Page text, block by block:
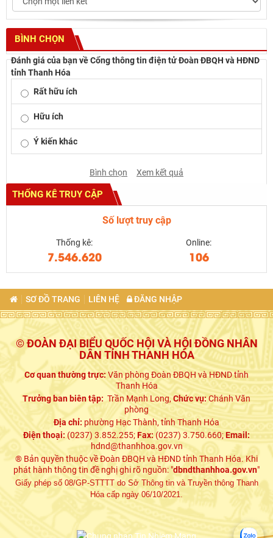
BÌNH CHỌN
Đánh giá của bạn về Cổng thông tin điện tử Đoàn ĐBQH và HĐND
tỉnh Thanh Hóa
Rất hữu ích
Hữu ích
Ý kiến khác
Bình chọn Xem kết quả
THỐNG KÊ TRUY CẬP
Số lượt truy cập
Thống kê:
7.546.620
Online:
106
SƠ ĐỒ TRANG LIÊN HỆ ĐĂNG NHẬP
© ĐOÀN ĐẠI BIỂU QUỐC HỘI VÀ HỘI ĐỒNG NHÂN
DÂN TỈNH THANH HÓA
Cơ quan thường trực:Văn phòng Đoàn ĐBQH và HĐND tỉnh
Thanh Hóa
Trưởng ban biên tập: Trần Mạnh Long,Chức vụ:Chánh Văn
phòng
Địa chỉ: phường Hạc Thành, tỉnh Thanh Hóa
Điện thoại: (0237) 3.852.255;Fax:(0237) 3.750.660;Email:
hdnd@thanhhoa.gov.vn
® Bản quyền thuộc về Đoàn ĐBQH và HĐND tỉnh Thanh Hóa. Khi
phát hành thông tin đề nghị ghi rõ nguồn: "dbndthanhhoa.gov.vn"
Giấy phép số 08/GP-STTTT do Sở Thông tin và Truyền thông Thanh
Hóa cấp ngày 06/10/2021.